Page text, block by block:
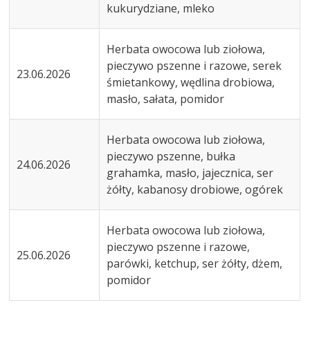
kukurydziane, mleko
23.06.2026
Herbata owocowa lub ziołowa,
pieczywo pszenne i razowe, serek
śmietankowy, wędlina drobiowa,
masło, sałata, pomidor
24.06.2026
Herbata owocowa lub ziołowa,
pieczywo pszenne, bułka
grahamka, masło, jajecznica, ser
żółty, kabanosy drobiowe, ogórek
25.06.2026
Herbata owocowa lub ziołowa,
pieczywo pszenne i razowe,
parówki, ketchup, ser żółty, dżem,
pomidor